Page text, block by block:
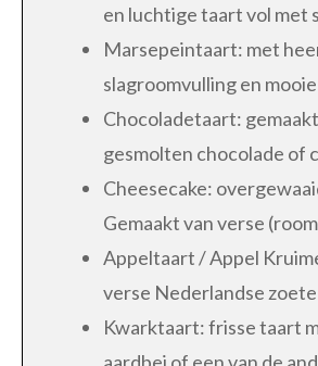
en luchtige taart vol met
Marsepeintaart: met
slagroomvulling en
Chocoladetaart:
gesmolten chocolade of
Cheesecake:
Gemaakt van verse
Appeltaart / Appel
verse Nederlandse
Kwarktaart: frisse taart